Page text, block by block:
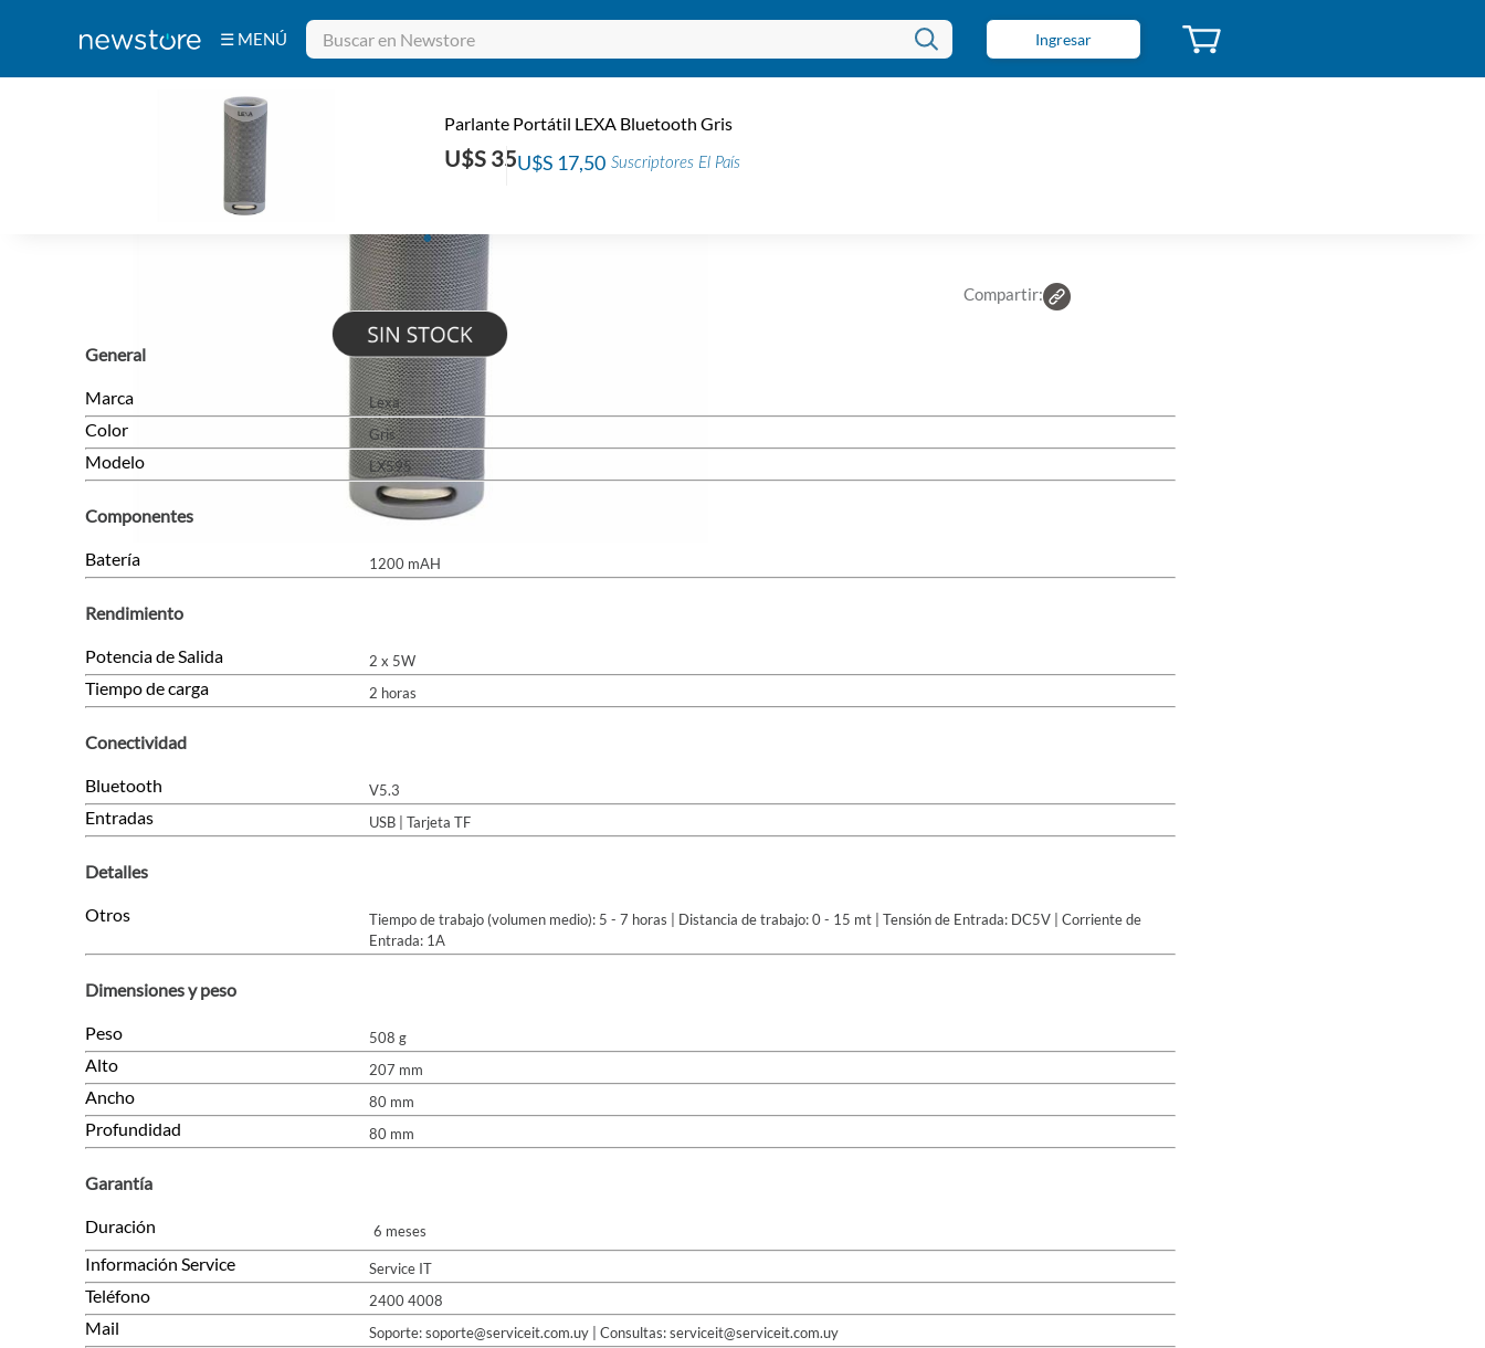
☰ MENÚ Ingresar
Parlante Portátil LEXA Bluetooth Gris
U$S 35 Suscriptores El País
U$S 17,50
/ PARLANTES
Compartir:
General
Marca Lexa
Color Gris
Modelo LX595
Componentes
Batería 1200 mAH
Rendimiento
Potencia de Salida 2 x 5W
Tiempo de carga 2 horas
Conectividad
Bluetooth V5.3
Entradas USB | Tarjeta TF
Detalles
Otros
Tiempo de trabajo (volumen medio): 5 - 7 horas | Distancia de trabajo: 0 - 15 mt | Tensión de Entrada: DC5V | Corriente de
Entrada: 1A
Dimensiones y peso
Peso 508 g
Alto 207 mm
Ancho 80 mm
Profundidad 80 mm
Garantía
Duración 6 meses
Información Service Service IT
Teléfono 2400 4008
Mail Soporte: soporte@serviceit.com.uy | Consultas: serviceit@serviceit.com.uy